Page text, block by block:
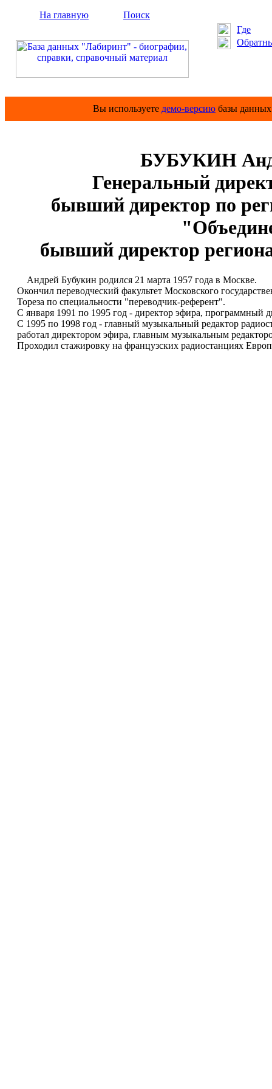
На главную
Поиск
Где
Вы используете демо-версию базы
БУБУКИН
Генеральный
бывший директор по
бывший директор
Андрей Бубукин родился 21 марта 1957 года в Москве.
Окончил переводческий факультет Московского
Тореза по специальности "переводчик-референт".
С января 1991 по 1995 год - директор эфира,
С 1995 по 1998 год - главный музыкальный редактор
работал директором эфира, главным музыкальным
Проходил стажировку на французских радиостанциях